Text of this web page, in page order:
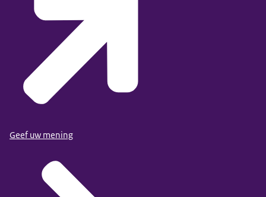
Geef uw mening